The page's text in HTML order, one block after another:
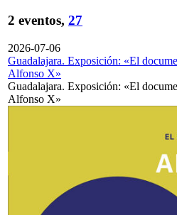
2 eventos, 27
2026-07-06
Guadalajara. Exposición: «El
Alfonso X»
Guadalajara. Exposición: «El
Alfonso X»